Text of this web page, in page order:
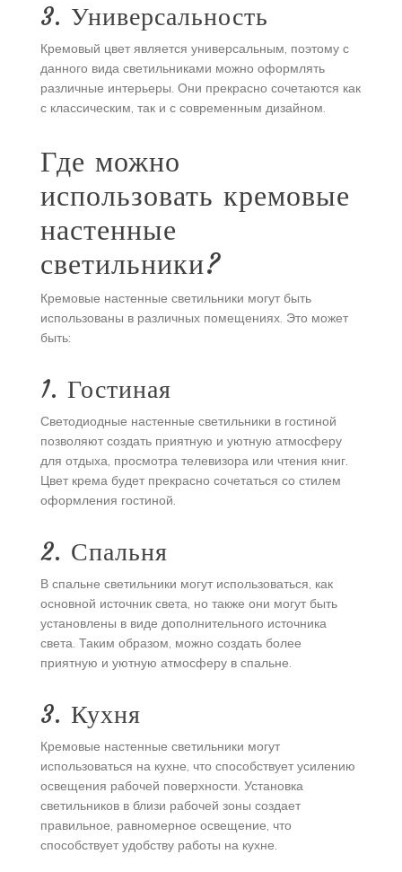
3. Универсальность
Кремовый цвет является универсальным, поэтому с
данного вида светильниками можно оформлять
различные интерьеры. Они прекрасно сочетаются как
с классическим, так и с современным дизайном.
Где можно
использовать кремовые
настенные
светильники?
Кремовые настенные светильники могут быть
использованы в различных помещениях. Это может
быть:
1. Гостиная
Светодиодные настенные светильники в гостиной
позволяют создать приятную и уютную атмосферу
для отдыха, просмотра телевизора или чтения книг.
Цвет крема будет прекрасно сочетаться со стилем
оформления гостиной.
2. Спальня
В спальне светильники могут использоваться, как
основной источник света, но также они могут быть
установлены в виде дополнительного источника
света. Таким образом, можно создать более
приятную и уютную атмосферу в спальне.
3. Кухня
Кремовые настенные светильники могут
использоваться на кухне, что способствует усилению
освещения рабочей поверхности. Установка
светильников в близи рабочей зоны создает
правильное, равномерное освещение, что
способствует удобству работы на кухне.